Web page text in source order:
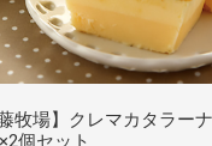
藤牧場】クレマカタラーナ
個セット